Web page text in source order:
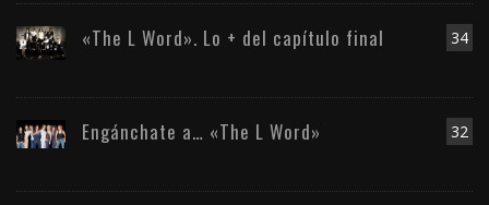
34
«The L Word». Lo + del capítulo final
32
Engánchate a… «The L Word»